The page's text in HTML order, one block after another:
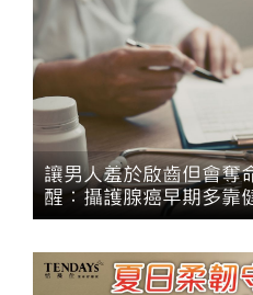
讓男人羞於啟齒但會奪
醒：攝護腺癌早期多靠